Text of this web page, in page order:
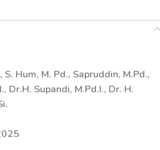
Hum, M. Pd., Sapruddin, M.Pd.,
Dr.H. Supandi, M.Pd.I., Dr. H.